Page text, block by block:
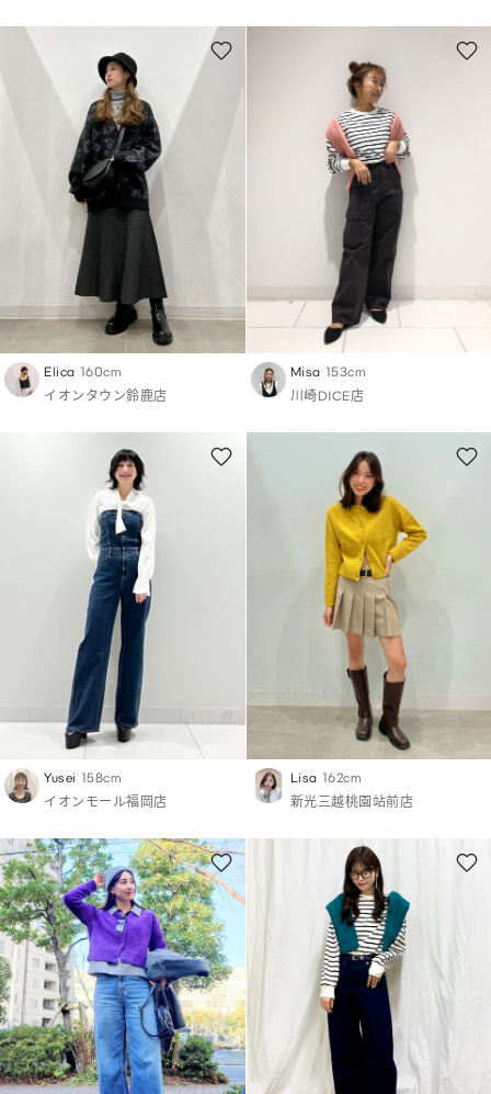
Elica 160cm
イオンタウン鈴鹿店
Misa 153cm
川崎DICE店
Yusei 158cm
イオンモール福岡店
Lisa 162cm
新光三越桃園站前店